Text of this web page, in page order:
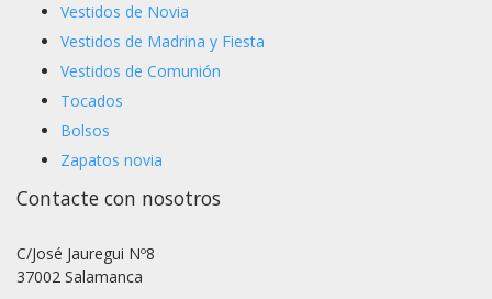
Vestidos de Novia
Vestidos de Madrina y Fiesta
Vestidos de Comunión
Tocados
Bolsos
Zapatos novia
Contacte con nosotros
C/José Jauregui Nº8
37002 Salamanca